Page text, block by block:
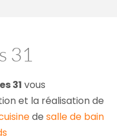
31
31 vous
et la réalisation de
de salle de bain